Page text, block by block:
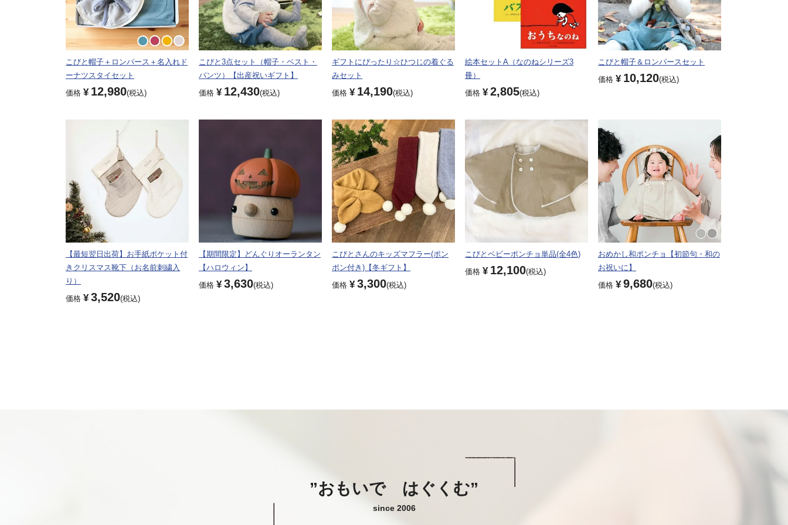
こびと帽子＋ロンパース＋名入れド
ーナツスタイセット
価格 ¥ 12,980 税込
こびと3点セット（帽子・ベスト・
パンツ）【出産祝いギフト】
価格 ¥ 12,430 税込
ギフトにぴったり☆ひつじの着ぐる
みセット
価格 ¥ 14,190 税込
絵本セットA（なのねシリーズ3
冊）
価格 ¥ 2,805 税込
こびと帽子＆ロンパースセット
価格 ¥ 10,120 税込
【最短翌日出荷】お手紙ポケット付
きクリスマス靴下（お名前刺繍入
り）
価格 ¥ 3,520 税込
【期間限定】どんぐりオーランタン
【ハロウィン】
価格 ¥ 3,630 税込
こびとさんのキッズマフラー(ポン
ポン付き)【冬ギフト】
価格 ¥ 3,300 税込
こびとベビーポンチョ単品(全4色)
価格 ¥ 12,100 税込
おめかし和ポンチョ【初節句・和の
お祝いに】
価格 ¥ 9,680 税込
”おもいで はぐくむ”
since 2006